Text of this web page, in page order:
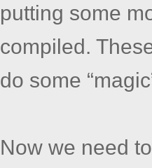
putting some
compiled.
do some
Now we need